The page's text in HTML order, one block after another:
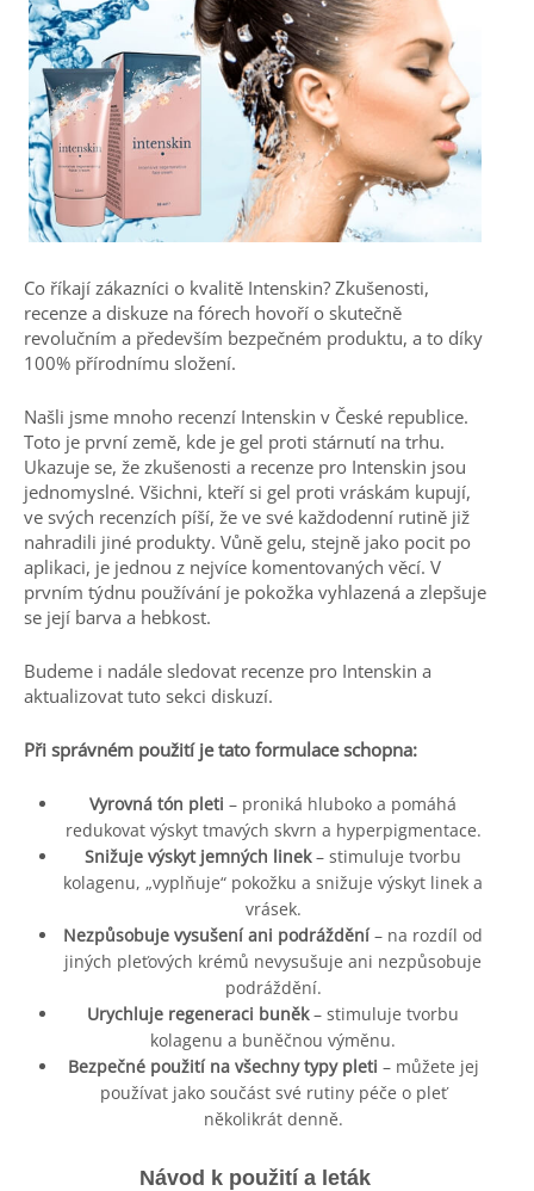
Co říkají zákazníci o kvalitě Intenskin? Zkušenosti,
recenze a diskuze na fórech hovoří o skutečně
revolučním a především bezpečném produktu, a to díky
100% přírodnímu složení.
Našli jsme mnoho recenzí Intenskin v České republice.
Toto je první země, kde je gel proti stárnutí na trhu.
Ukazuje se, že zkušenosti a recenze pro Intenskin jsou
jednomyslné. Všichni, kteří si gel proti vráskám kupují,
ve svých recenzích píší, že ve své každodenní rutině již
nahradili jiné produkty. Vůně gelu, stejně jako pocit po
aplikaci, je jednou z nejvíce komentovaných věcí. V
prvním týdnu používání je pokožka vyhlazená a zlepšuje
se její barva a hebkost.
Budeme i nadále sledovat recenze pro Intenskin a
aktualizovat tuto sekci diskuzí.
Při správném použití je tato formulace schopna:
Vyrovná tón pleti – proniká hluboko a pomáhá
redukovat výskyt tmavých skvrn a hyperpigmentace.
Snižuje výskyt jemných linek– stimuluje tvorbu
kolagenu, „vyplňuje“ pokožku a snižuje výskyt linek a
vrásek.
Nezpůsobuje vysušení ani podráždění– na rozdíl od
jiných pleťových krémů nevysušuje ani nezpůsobuje
podráždění.
Urychluje regeneraci buněk– stimuluje tvorbu
kolagenu a buněčnou výměnu.
Bezpečné použití na všechny typy pleti – můžete jej
používat jako součást své rutiny péče o pleť
několikrát denně.
Návod k použití a leták